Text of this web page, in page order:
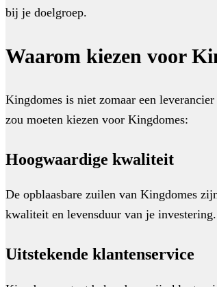
bij je doelgroep.
Waarom kiezen voor
Kingdomes is niet zomaar een
zou moeten kiezen voor Kingdomes:
Hoogwaardige kwaliteit
De opblaasbare zuilen van Kingdomes
kwaliteit en levensduur van je investering.
Uitstekende klantenservice